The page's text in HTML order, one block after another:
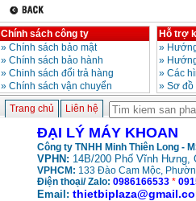
Chính sách công ty
» Chính sách bảo mật
» Chính sách bảo hành
» Chinh sách đổi trả hàng
» Chính sách vận chuyển
Hỗ trợ
»
»
» Các
» Sơ
Trang chủ Liên hệ
ĐẠI LÝ MÁY KHOAN
Công ty TNHH Minh Thiên Long -
VPHN: 14B/200 Phố Vĩnh Hưng,
VPHCM: 133 Đào Cam Mộc,
Điện thoại/ Zalo: 0986166533 *
Email: